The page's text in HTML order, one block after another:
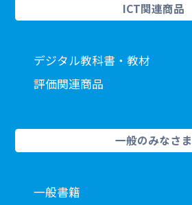
ICT関連商品
デジタル教科書・教材
評価関連商品
一般のみなさま
一般書籍